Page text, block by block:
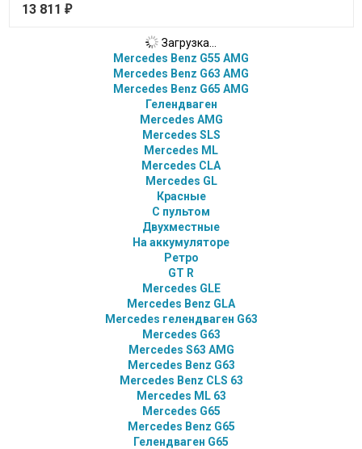
13 811 ₽
Загрузка...
Mercedes Benz G55 AMG
Mercedes Benz G63 AMG
Mercedes Benz G65 AMG
Гелендваген
Mercedes AMG
Mercedes SLS
Mercedes ML
Mercedes CLA
Mercedes GL
Красные
С пультом
Двухместные
На аккумуляторе
Ретро
GT R
Mercedes GLE
Mercedes Benz GLA
Mercedes гелендваген G63
Mercedes G63
Mercedes S63 AMG
Mercedes Benz G63
Mercedes Benz CLS 63
Mercedes ML 63
Mercedes G65
Mercedes Benz G65
Гелендваген G65